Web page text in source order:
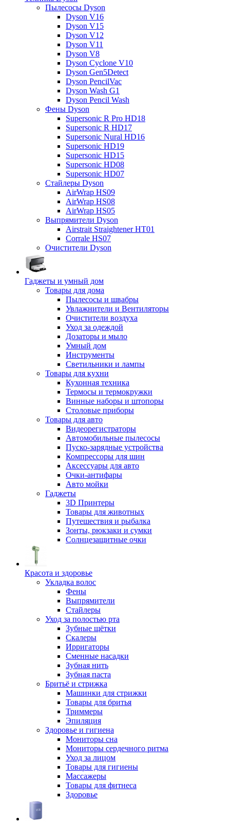
Пылесосы Dyson
Dyson V16
Dyson V15
Dyson V12
Dyson V11
Dyson V8
Dyson Cyclone V10
Dyson Gen5Detect
Dyson PencilVac
Dyson Wash G1
Dyson Pencil Wash
Фены Dyson
Supersonic R Pro HD18
Supersonic R HD17
Supersonic Nural HD16
Supersonic HD19
Supersonic HD15
Supersonic HD08
Supersonic HD07
Стайлеры Dyson
AirWrap HS09
AirWrap HS08
AirWrap HS05
Выпрямители Dyson
Airstrait Straightener HT01
Corrale HS07
Очистители Dyson
Гаджеты и умный дом
Товары для дома
Пылесосы и швабры
Увлажнители и Вентиляторы
Очистители воздуха
Уход за одеждой
Дозаторы и мыло
Умный дом
Инструменты
Светильники и лампы
Товары для кухни
Кухонная техника
Термосы и термокружки
Винные наборы и штопоры
Столовые приборы
Товары для авто
Видеорегистраторы
Автомобильные пылесосы
Пуско-зарядные устройства
Компрессоры для шин
Аксессуары для авто
Очки-антифары
Авто мойки
Гаджеты
3D Принтеры
Товары для животных
Путешествия и рыбалка
Зонты, рюкзаки и сумки
Солнцезащитные очки
Красота и здоровье
Укладка волос
Фены
Выпрямители
Стайлеры
Уход за полостью рта
Зубные щётки
Скалеры
Ирригаторы
Сменные насадки
Зубная нить
Зубная паста
Бритьё и стрижка
Машинки для стрижки
Товары для бритья
Триммеры
Эпиляция
Здоровье и гигиена
Мониторы сна
Мониторы сердечного ритма
Уход за лицом
Товары для гигиены
Массажеры
Товары для фитнеса
Здоровье